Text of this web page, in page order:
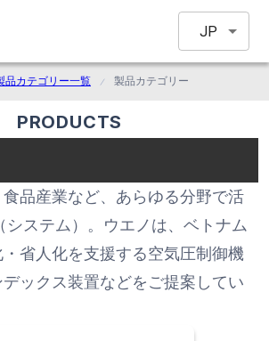
JP
品カテゴリー一覧 製品カテゴリー
PRODUCTS
品産業など、あらゆる分野で活
システム）。ウエノは、ベトナム
省人化を支援する空気圧制御機
ックス装置などをご提案してい